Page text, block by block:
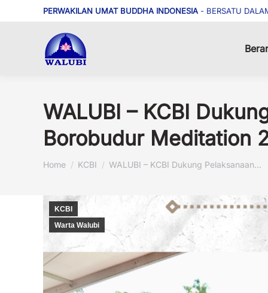
PERWAKILAN UMAT BUDDHA INDONESIA - BERSATU
WALUBI – KCBI
Borobudur Meditation
You are here:
Home KCBI WALUBI – KCBI Dukung Pelaksanaan…
KCBI
Warta Walubi